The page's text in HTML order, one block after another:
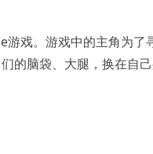
可用空间
compatible sound card and
可用空间
compatible sound card and
戏。游戏中的主角为
的脑袋、大腿，换在自